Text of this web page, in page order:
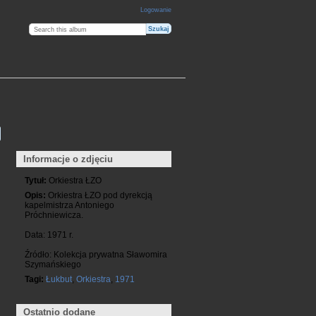
Logowanie
Informacje o zdjęciu
Tytuł: Orkiestra ŁZO
Opis: Orkiestra ŁZO pod dyrekcją
kapelmistrza Antoniego
Próchniewicza.
Data: 1971 r.
Źródło: Kolekcja prywatna Sławomira
Szymańskiego
Tagi: Łukbut, Orkiestra 1971
Ostatnio dodane